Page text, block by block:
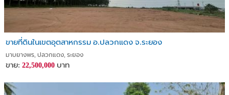
ขายที่ดินในเขตอุตสาหกรรม อ.ปลวกแดง จ.ระยอง
มาบยางพร, ปลวกแดง, ระยอง
ขาย: 22,500,000 บาท